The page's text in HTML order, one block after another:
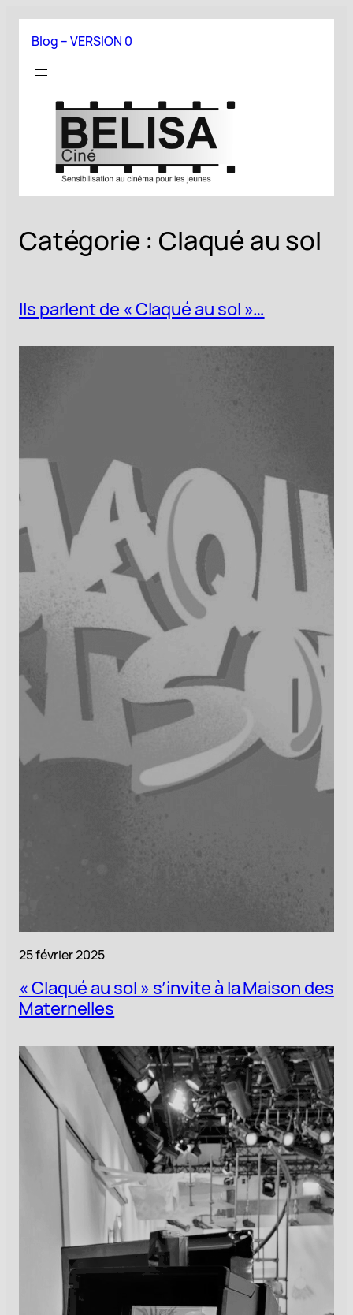
Aller
contenu
Blog – VERSION 0
Catégorie : Claqué au sol
Ils parlent de « Claqué au sol »…
25 février 2025
« Claqué au sol » s’invite à la Maison des
Maternelles